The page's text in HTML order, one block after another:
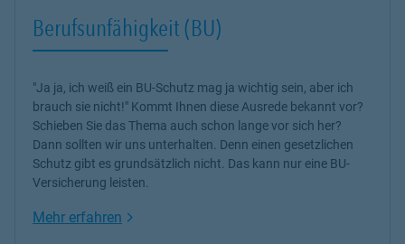
Berufsunfähigkeit (BU)
"Ja ja, ich weiß ein BU-Schutz mag ja wichtig sein, aber ich
brauch sie nicht!" Kommt Ihnen diese Ausrede bekannt vor?
Schieben Sie das Thema auch schon lange vor sich her?
Dann sollten wir uns unterhalten. Denn einen gesetzlichen
Schutz gibt es grundsätzlich nicht. Das kann nur eine BU-
Versicherung leisten.
Mehr erfahren Link Opens in New Tab